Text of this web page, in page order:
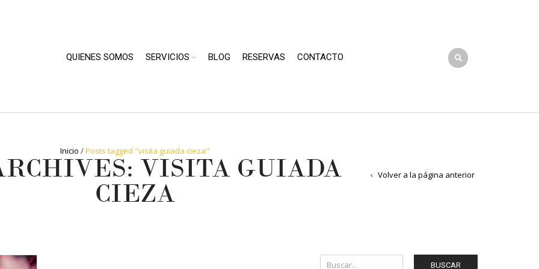
QUIENES SOMOS SERVICIOS BLOG RESERVAS CONTACTO
Inicio /Posts tagged "visita guiada cieza"
Volver a la página anterior
VISITA GUIADA
CIEZA
BUSCAR